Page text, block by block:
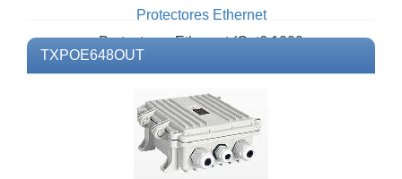
Protectores Ethernet
Protectores Ethernet (Cat6 1000
Mbps).Modelo: TXCAT6Marca:
TXPROEspecificaciones:Los protectores
tXP...
TXPOE648OUT